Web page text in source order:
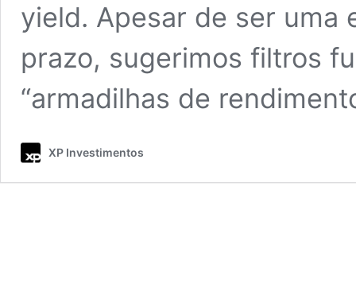
yield. Apesar de ser uma
prazo, sugerimos filtros
“armadilhas de
XP Investimentos